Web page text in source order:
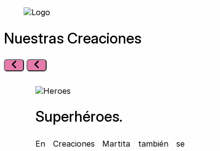
Nuestras Creaciones
Superhéroes.
En Creaciones Martita también se